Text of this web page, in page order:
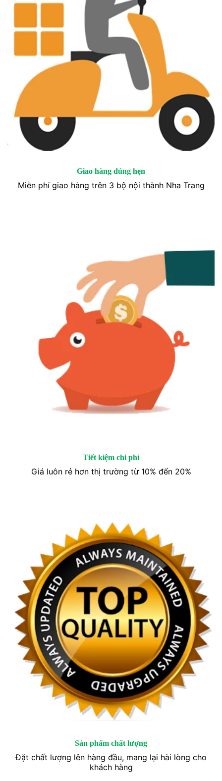
Giao hàng đúng hẹn
Miễn phí giao hàng trên 3 bộ nội thành Nha Trang
Tiết kiệm chi phí
Giá luôn rẻ hơn thị trường từ 10% đến 20%
Sản phẩm chất lượng
Đặt chất lượng lên hàng đầu, mang lại hài lòng cho
khách hàng